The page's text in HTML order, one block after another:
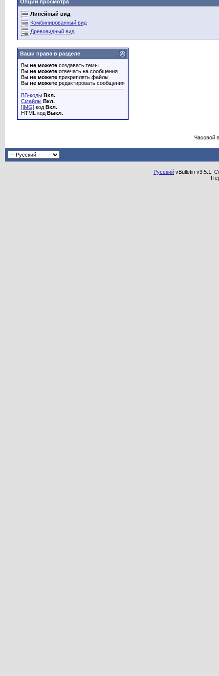
Опции просмотра
Линейный вид
Комбинированный вид
Древовидный вид
Ваши права в разделе
Вы не можете создавать темы
Вы не можете отвечать на сообщения
Вы не можете прикреплять файлы
Вы не можете редактировать сообщения
BB-коды Вкл.
Смайлы Вкл.
[IMG] код Вкл.
HTML код Выкл.
Часовой
Русский vBulletin v3.5.1,